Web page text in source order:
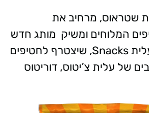
שטראוס, מרחיב את
המלוחים ומשיק מותג חדש
תחת השם – עלית Snacks, שיצטרף לחטיפים
של עלית צ’יטוס, דוריטוס